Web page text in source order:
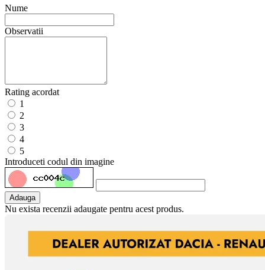
Nume
Observatii
Rating acordat
1
2
3
4
5
Introduceti codul din imagine
Adauga
Nu exista recenzii adaugate pentru acest produs.